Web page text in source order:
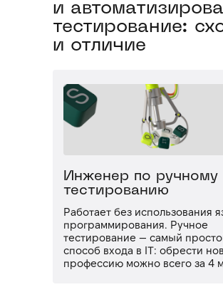
и
тестирование:
и отличие
Инженер по ручному
тестированию
Работает без использования
программирования. Ручное
тестирование — самый
способ входа в IT: обрести
профессию можно всего за 4